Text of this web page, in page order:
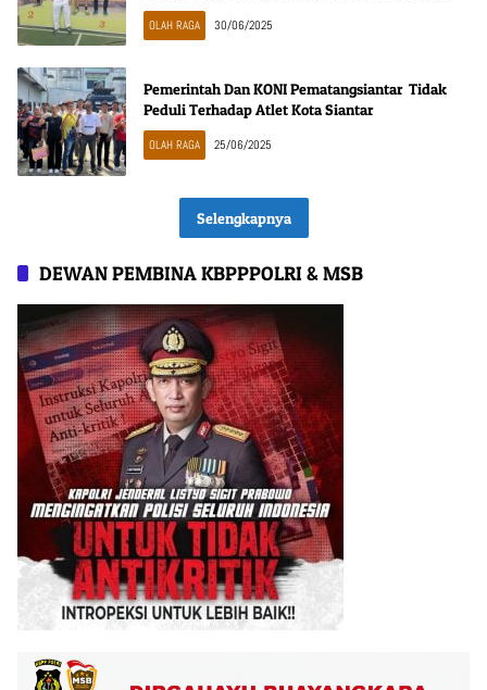
OLAH RAGA 30/06/2025
Pemerintah Dan KONI Pematangsiantar Tidak
Peduli Terhadap Atlet Kota Siantar
OLAH RAGA 25/06/2025
Selengkapnya
DEWAN PEMBINA KBPPPOLRI & MSB